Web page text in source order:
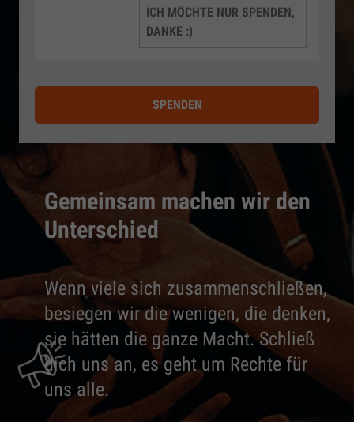
Gemeinsam machen wir den
Unterschied
Wenn viele sich zusammenschließen,
besiegen wir die wenigen, die denken,
sie hätten die ganze Macht. Schließ
dich uns an, es geht um Rechte für
uns alle.
ICH MÖCHTE NUR SPENDEN,
DANKE :)
SPENDEN